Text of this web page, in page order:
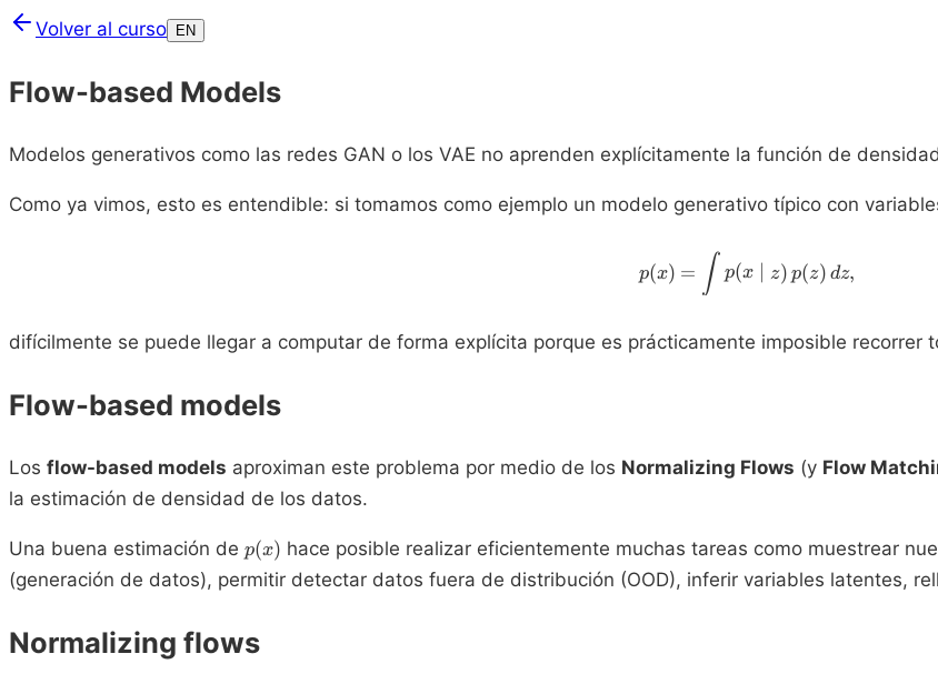
Volver al curso EN
Flow-based Models
Modelos generativos como las redes GAN o los VAE no aprenden explícitamente la función de
Como ya vimos, esto es entendible: si tomamos como ejemplo un modelo generativo típico con
p(x) = \int p(x \mid
p(x) = ∫ p(x z) p(z) dz,
difícilmente se puede llegar a computar de forma explícita porque es prácticamente imposible recorrer
Flow-based models
Los flow-based models aproximan este problema por medio de los Normalizing Flows (y Flow
la estimación de densidad de los datos.
Una buena estimación de p(x)
p(x) hace posible realizar eficientemente muchas tareas como muestrear
(generación de datos), permitir detectar datos fuera de distribución (OOD), inferir variables latentes,
Normalizing flows